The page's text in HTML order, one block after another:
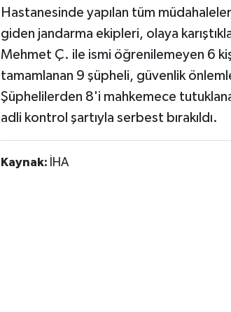
Hastanesinde yapılan tüm
giden jandarma ekipleri, olaya
Mehmet Ç. ile ismi öğrenilemeyen 6
tamamlanan 9 şüpheli, güvenlik
Şüphelilerden 8'i mahkemece
adli kontrol şartıyla serbest bırakıldı.
Kaynak: İHA